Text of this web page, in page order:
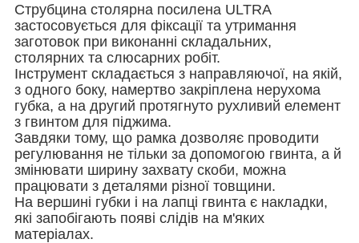
Струбцина столярна посилена ULTRA
застосовується для фіксації та утримання
заготовок при виконанні складальних,
столярних та слюсарних робіт.
Інструмент складається з направляючої, на якій,
з одного боку, намертво закріплена нерухома
губка, а на другий протягнуто рухливий елемент
з гвинтом для піджима.
Завдяки тому, що рамка дозволяє проводити
регулювання не тільки за допомогою гвинта, а й
змінювати ширину захвату скоби, можна
працювати з деталями різної товщини.
На вершині губки і на лапці гвинта є накладки,
які запобігають появі слідів на м'яких
матеріалах.